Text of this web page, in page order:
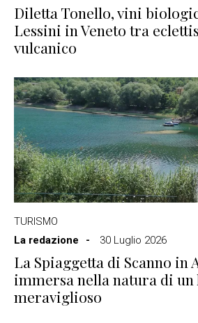
Diletta Tonello, vini
Lessini in Veneto tra
vulcanico
TURISMO
La redazione
30 Luglio 2026
La Spiaggetta di Scanno in
immersa nella natura di un
meraviglioso